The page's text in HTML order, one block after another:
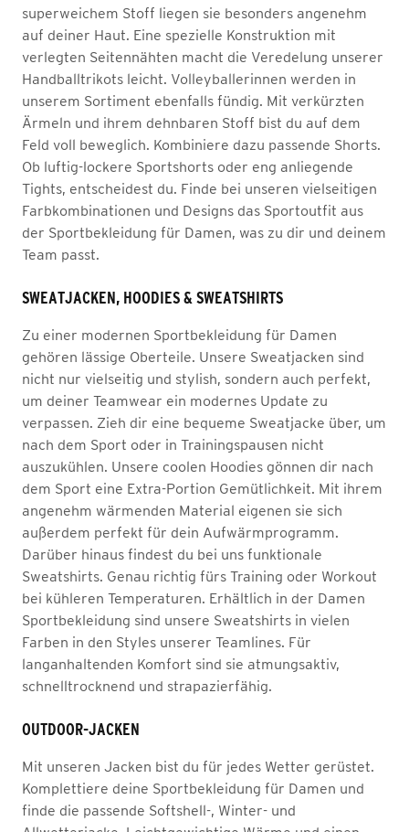
superweichem Stoff liegen sie besonders angenehm
auf deiner Haut. Eine spezielle Konstruktion mit
verlegten Seitennähten macht die Veredelung unserer
Handballtrikots leicht. Volleyballerinnen werden in
unserem Sortiment ebenfalls fündig. Mit verkürzten
Ärmeln und ihrem dehnbaren Stoff bist du auf dem
Feld voll beweglich. Kombiniere dazu passende Shorts.
Ob luftig-lockere Sportshorts oder eng anliegende
Tights, entscheidest du. Finde bei unseren vielseitigen
Farbkombinationen und Designs das Sportoutfit aus
der Sportbekleidung für Damen, was zu dir und deinem
Team passt.
SWEATJACKEN, HOODIES & SWEATSHIRTS
Zu einer modernen Sportbekleidung für Damen
gehören lässige Oberteile. Unsere Sweatjacken sind
nicht nur vielseitig und stylish, sondern auch perfekt,
um deiner Teamwear ein modernes Update zu
verpassen. Zieh dir eine bequeme Sweatjacke über, um
nach dem Sport oder in Trainingspausen nicht
auszukühlen. Unsere coolen Hoodies gönnen dir nach
dem Sport eine Extra-Portion Gemütlichkeit. Mit ihrem
angenehm wärmenden Material eigenen sie sich
außerdem perfekt für dein Aufwärmprogramm.
Darüber hinaus findest du bei uns funktionale
Sweatshirts. Genau richtig fürs Training oder Workout
bei kühleren Temperaturen. Erhältlich in der Damen
Sportbekleidung sind unsere Sweatshirts in vielen
Farben in den Styles unserer Teamlines. Für
langanhaltenden Komfort sind sie atmungsaktiv,
schnelltrocknend und strapazierfähig.
OUTDOOR-JACKEN
Mit unseren Jacken bist du für jedes Wetter gerüstet.
Komplettiere deine Sportbekleidung für Damen und
finde die passende Softshell-, Winter- und